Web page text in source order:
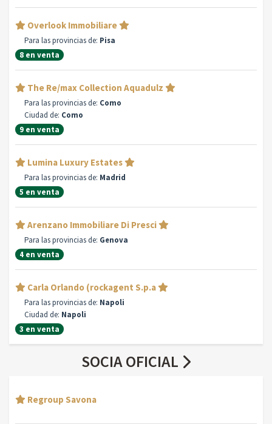
Overlook Immobiliare
Para las provincias de: Pisa
8 en venta
The Re/max Collection Aquadulz
Para las provincias de: Como
Ciudad de: Como
9 en venta
Lumina Luxury Estates
Para las provincias de: Madrid
5 en venta
Arenzano Immobiliare Di Presci
Para las provincias de: Genova
4 en venta
Carla Orlando (rockagent S.p.a
Para las provincias de: Napoli
Ciudad de: Napoli
3 en venta
SOCIA OFICIAL
Regroup Savona